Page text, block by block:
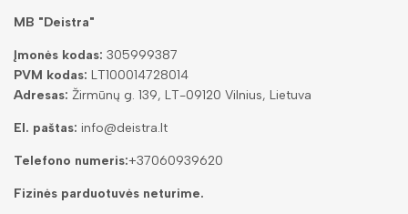
MB "Deistra"
Įmonės kodas: 305999387
PVM kodas: LT100014728014
Adresas: Žirmūnų g. 139, LT-09120 Vilnius, Lietuva
El. paštas: info@deistra.lt
Telefono numeris:+37060939620
Fizinės parduotuvės neturime.